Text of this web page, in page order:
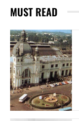
MUST READ